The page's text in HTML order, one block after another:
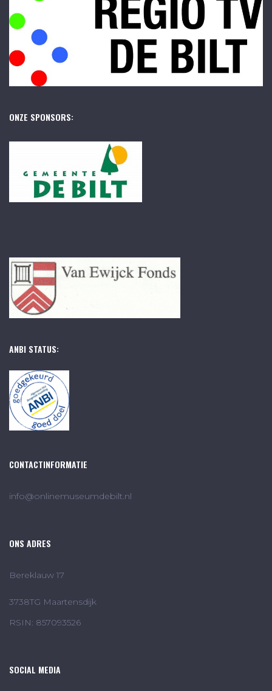
ONZE SPONSORS:
ANBI STATUS:
CONTACTINFORMATIE
info@onlinemuseumdebilt.nl
ONS ADRES
Bereklauw 17
3738TG Maartensdijk
RSIN: 857093526
SOCIAL MEDIA